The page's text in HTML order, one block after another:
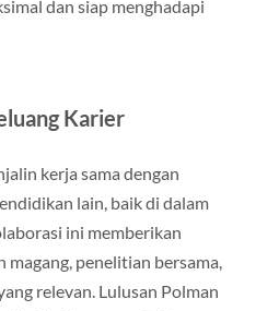
dan siap menghadapi
Karier
kerja sama dengan
lain, baik di dalam
ini memberikan
magang, penelitian bersama,
relevan. Lulusan Polman